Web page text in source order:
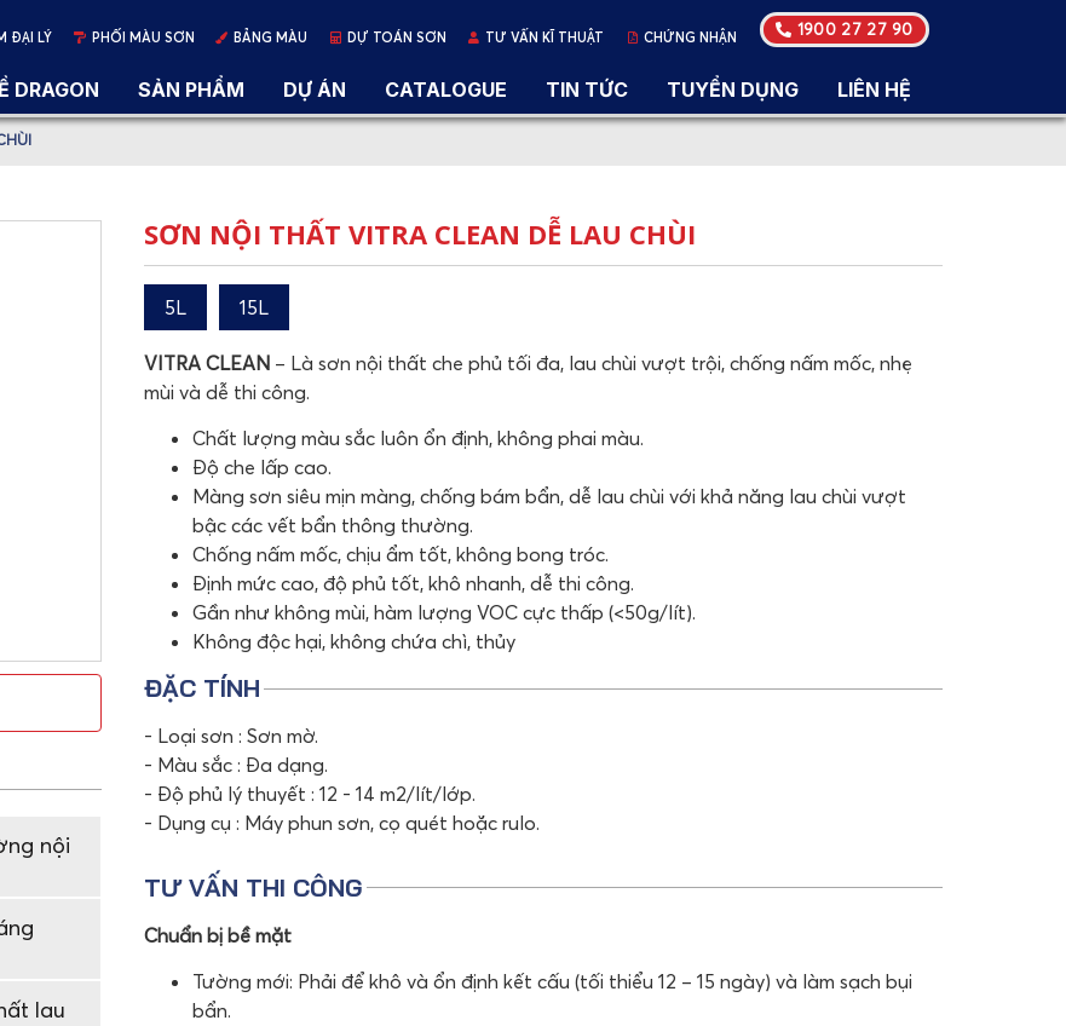
ĐẠI LÝ PHỐI MÀU SƠN BẢNG MÀU DỰ TOÁN SƠN TƯ VẤN KĨ THUẬT CHỨNG NHẬN 1900 27 27 90
DRAGON SẢN PHẨM DỰ ÁN CATALOGUE TIN TỨC TUYỂN DỤNG LIÊN HỆ
nội
lau
SƠN NỘI THẤT VITRA CLEAN DỄ LAU CHÙI
5L 15L
VITRA CLEAN– Là sơn nội thất che phủ tối đa, lau chùi vượt trội, chống nấm mốc, nhẹ
mùi và dễ thi công.
Chất lượng màu sắc luôn ổn định, không phai màu.
Độ che lấp cao.
Màng sơn siêu mịn màng, chống bám bẩn, dễ lau chùi với khả năng lau chùi vượt
bậc các vết bẩn thông thường.
Chống nấm mốc, chịu ẩm tốt, không bong tróc.
Định mức cao, độ phủ tốt, khô nhanh, dễ thi công.
Gần như không mùi, hàm lượng VOC cực thấp (<50g/lít).
Không độc hại, không chứa chì, thủy
ĐẶC TÍNH
- Loại sơn : Sơn mờ.
- Màu sắc : Đa dạng.
- Độ phủ lý thuyết : 12 - 14 m2/lít/lớp.
- Dụng cụ : Máy phun sơn, cọ quét hoặc rulo.
TƯ VẤN THI CÔNG
Chuẩn bị bề mặt
Tường mới: Phải để khô và ổn định kết cấu (tối thiểu 12 – 15 ngày) và làm sạch bụi
bẩn.